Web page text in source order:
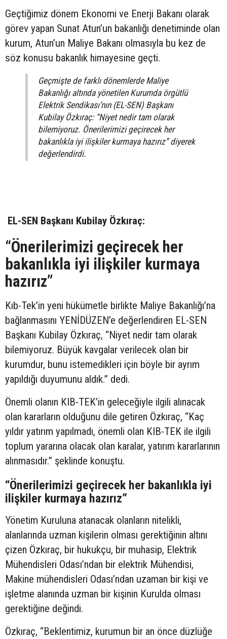
Geçtiğimiz dönem Ekonomi ve Enerji Bakanı olarak
görev yapan Sunat Atun’un bakanlığı denetiminde olan
kurum, Atun’un Maliye Bakanı olmasıyla bu kez de
söz konusu bakanlık himayesine geçti.
Geçmişte de farklı dönemlerde Maliye
Bakanlığı altında yönetilen Kurumda örgütlü
Elektrik Sendikası’nın (EL-SEN) Başkanı
Kubilay Özkıraç: “Niyet nedir tam olarak
bilemiyoruz. Önerilerimizi geçirecek her
bakanlıkla iyi ilişkiler kurmaya hazırız” diyerek
değerlendirdi.
EL-SEN Başkanı Kubilay Özkıraç:
“Önerilerimizi geçirecek her
bakanlıkla iyi ilişkiler kurmaya
hazırız”
Kıb-Tek’in yeni hükümetle birlikte Maliye Bakanlığı’na
bağlanmasını YENİDÜZEN’e değerlendiren EL-SEN
Başkanı Kubilay Özkıraç, “Niyet nedir tam olarak
bilemiyoruz. Büyük kavgalar verilecek olan bir
kurumdur, bunu istemedikleri için böyle bir ayrım
yapıldığı duyumunu aldık.” dedi.
Önemli olanın KIB-TEK’in geleceğiyle ilgili alınacak
olan kararların olduğunu dile getiren Özkıraç, “Kaç
yıldır yatırım yapılmadı, önemli olan KIB-TEK ile ilgili
toplum yararına olacak olan karalar, yatırım kararlarının
alınmasıdır.” şeklinde konuştu.
“Önerilerimizi geçirecek her bakanlıkla iyi
ilişkiler kurmaya hazırız”
Yönetim Kuruluna atanacak olanların nitelikli,
alanlarında uzman kişilerin olması gerektiğinin altını
çizen Özkıraç, bir hukukçu, bir muhasip, Elektrik
Mühendisleri Odası’ndan bir elektrik Mühendisi,
Makine mühendisleri Odası’ndan uzaman bir kişi ve
işletme alanında uzman bir kişinin Kurulda olması
gerektiğine değindi.
Özkıraç, “Beklentimiz, kurumun bir an önce düzlüğe